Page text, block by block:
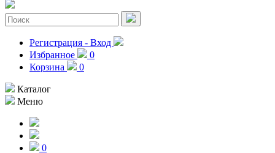
Регистрация - Вход
Избранное
0
Корзина
0
Каталог
Меню
0